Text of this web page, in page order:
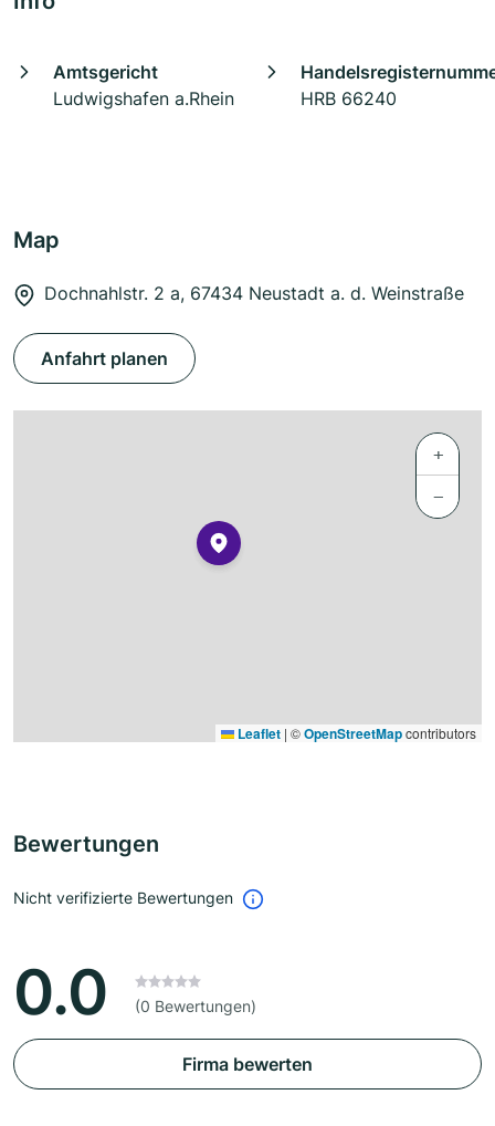
Amtsgericht
Ludwigshafen a.Rhein
HRB 66240
Map
Dochnahlstr. 2 a, 67434 Neustadt a. d. Weinstraße
Anfahrt planen
+
−
Leaflet | ©OpenStreetMapcontributors
Bewertungen
Nicht verifizierte Bewertungen
0.0 (0 Bewertungen)
Firma bewerten